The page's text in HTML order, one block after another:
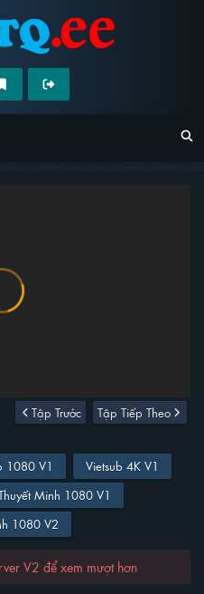
Tập Trước Tập Tiếp Theo
1080 V1
Vietsub 4K V1
Minh 1080 V1
1080 V2
V2 để xem mượt hơn